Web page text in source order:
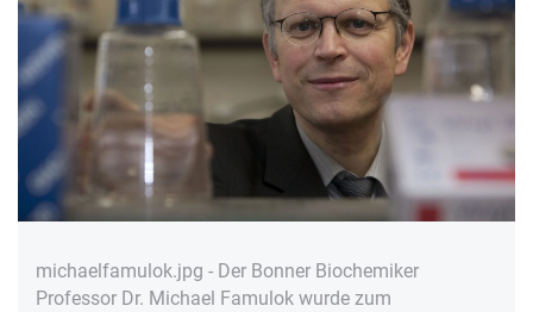
michaelfamulok.jpg - Der Bonner Biochemiker
Professor Dr. Michael Famulok wurde zum